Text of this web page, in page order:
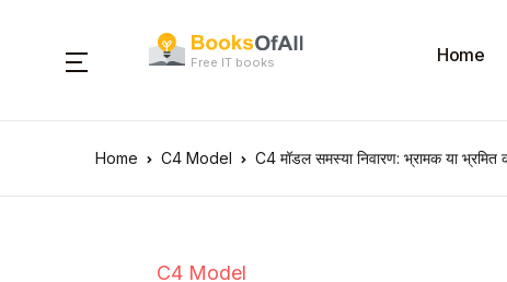
Free IT books Home
Home C4 Model C4 मॉडल समस्या निवारण: भ्रामक या
C4 Model